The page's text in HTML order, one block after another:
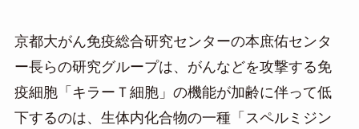
京都大がん免疫総合研究センターの本庶佑センタ
ー長らの研究グループは、がんなどを攻撃する免
疫細胞「キラーＴ細胞」の機能が加齢に伴って低
下するのは、生体内化合物の一種「スペルミジン